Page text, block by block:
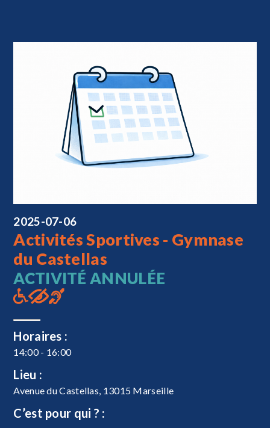
2025-07-06
Activités Sportives - Gymnase
du Castellas
ACTIVITÉ ANNULÉE
Horaires :
14:00 - 16:00
Lieu :
Avenue du Castellas, 13015 Marseille
C’est pour qui ? :